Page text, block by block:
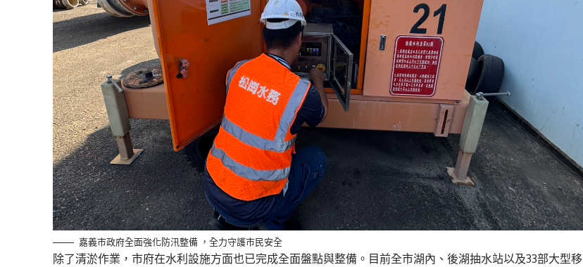
嘉義市政府全面強化防汛整備 ，全力守護市民安全
除了清淤作業，市府在水利設施方面也已完成全面盤點與整備。目前全市湖內、後湖抽水站以及33部大型移